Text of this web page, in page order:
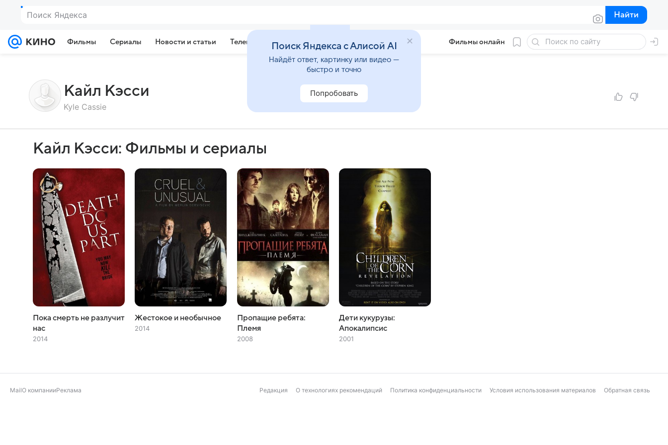
Поиск Яндекса Найти
Найти
Фильмы Сериалы Новости и статьи Телепрограмма Звезды Фильмы онлайн
Кайл Кэсси
Kyle Cassie
Кайл Кэсси: Фильмы и сериалы
Пока смерть не разлучит
нас
2014
Жестокое и необычное
2014
Пропащие ребята:
Племя
2008
Дети кукурузы:
Апокалипсис
2001
MailО компанииРеклама Редакция О технологиях рекомендаций Политика конфиденциальности Условия использования материалов Обратная связь
Поиск Яндекса с Алисой AI
Найдёт ответ, картинку или видео —
быстро и точно
Попробовать